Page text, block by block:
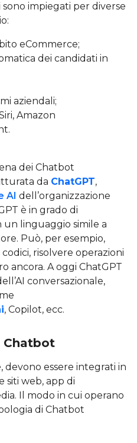
sono impiegati per diverse
eCommerce;
dei candidati in
aziendali;
Amazon
dei Chatbot
da ChatGPT,
AI dell’organizzazione
è in grado di
linguaggio simile a
Può, per esempio,
risolvere operazioni
ancora. A oggi ChatGPT
conversazionale,
, Copilot, ecc.
Chatbot
devono essere integrati in
siti web, app di
Il modo in cui operano
di Chatbot